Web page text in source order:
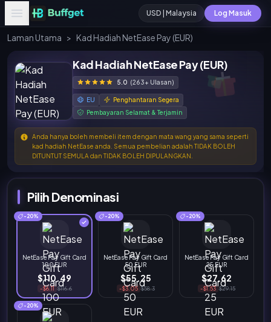
USD | Malaysia Log Masuk
Laman Utama > Kad Hadiah NetEase Pay (EUR)
Kad Hadiah NetEase Pay (EUR)
5.0 (263+ Ulasan)
EU
Penghantaran Segera
Pembayaran Selamat & Terjamin
Anda hanya boleh membeli item dengan mata wang yang sama seperti
kad hadiah NetEase anda. Semua pembelian adalah TIDAK BOLEH
DITUNTUT SEMULA dan TIDAK BOLEH DIPULANGKAN.
Pilih Denominasi
-20%
NetEase Pay Gift Card
100 EUR
$110.49
-$6.11 $116.6
-20%
NetEase Pay Gift Card
50 EUR
$55.25
-$3.05 $58.3
-20%
NetEase Pay Gift Card
25 EUR
$27.62
-$1.53 $29.15
-20%